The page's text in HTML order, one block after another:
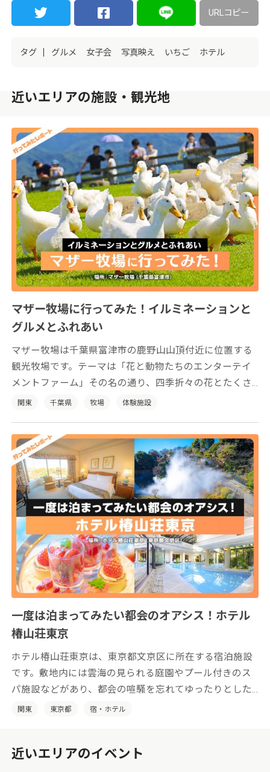
URLコピー
タグ グルメ 女子会 写真映え いちご ホテル
近いエリアの施設・観光地
マザー牧場に行ってみた！イルミネーションと
グルメとふれあい
マザー牧場は千葉県富津市の鹿野山山頂付近に位置する
観光牧場です。テーマは「花と動物たちのエンターテイ
メントファーム」その名の通り、四季折々の花とたくさ
んの動物たちとふれあいが楽しめます。
関東 千葉県 牧場 体験施設
一度は泊まってみたい都会のオアシス！ホテル
椿山荘東京
ホテル椿山荘東京は、東京都文京区に所在する宿泊施設
です。敷地内には雲海の見られる庭園やプール付きのス
パ施設などがあり、都会の喧騒を忘れてゆったりとした
時間をお過ごしいただけます。
関東 東京都 宿・ホテル
近いエリアのイベント